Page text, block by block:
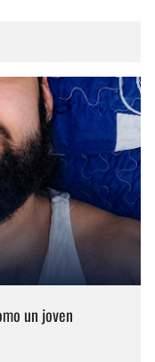
un joven